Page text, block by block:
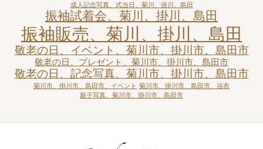
成人記念写真、式当日、菊川、掛川、島田
振袖試着会、菊川、掛川、島田
振袖販売、菊川、掛川、島田
敬老の日、イベント、菊川市、掛川市、島田市
敬老の日、プレゼント、菊川市、掛川市、島田市
敬老の日、記念写真、菊川市、掛川市、島田市
菊川市、掛川市、島田市、イベント 菊川市、掛川市、島田市、浴衣
親子写真、菊川市、掛川市、島田市